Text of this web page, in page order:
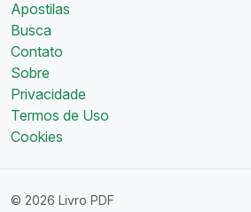
Apostilas
Busca
Contato
Sobre
Privacidade
Termos de Uso
Cookies
© 2026 Livro PDF